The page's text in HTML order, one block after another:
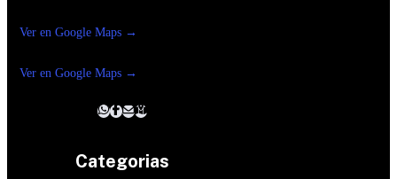
Ver en Google Maps →
Ver en Google Maps →
Categorias